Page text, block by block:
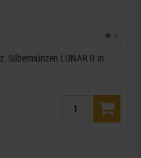
Silbermünzen LUNAR II in